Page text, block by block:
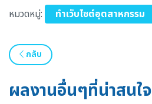
หมวดหมู่: ทำเว็บไซต์อุตสาหกรรม
กลับ
ผลงานอื่นๆที่น่าสนใจ